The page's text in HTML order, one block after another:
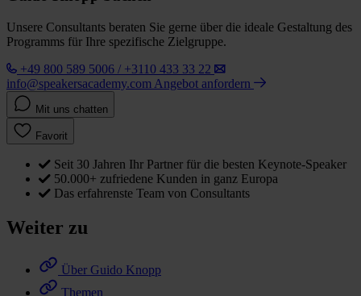
Unsere Consultants beraten Sie gerne über die ideale Gestaltung des
Programms für Ihre spezifische Zielgruppe.
+49 800 589 5006 / +3110 433 33 22
info@speakersacademy.com Angebot anfordern
Mit uns chatten
Favorit
Seit 30 Jahren Ihr Partner für die besten Keynote-Speaker
50.000+ zufriedene Kunden in ganz Europa
Das erfahrenste Team von Consultants
Weiter zu
Über Guido Knopp
Themen